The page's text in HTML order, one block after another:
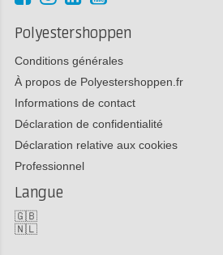
Polyestershoppen
Conditions générales
À propos de Polyestershoppen.fr
Informations de contact
Déclaration de confidentialité
Déclaration relative aux cookies
Professionnel
Langue
🇬🇧
🇳🇱